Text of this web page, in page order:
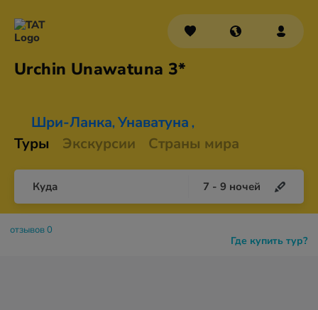
Urchin Unawatuna 3*
Шри-Ланка, Унаватуна ,
Туры Экскурсии Страны мира
Куда 7 - 9 ночей
Где купить тур?
отзывов 0